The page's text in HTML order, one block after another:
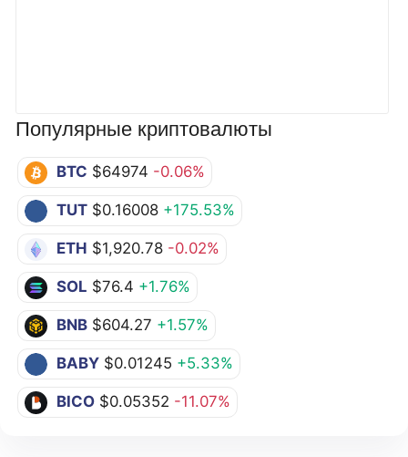
Популярные криптовалюты
BTC $64974 -0.06%
TUT $0.16008 +175.53%
ETH $1,920.78 -0.02%
SOL $76.4 +1.76%
BNB $604.27 +1.57%
BABY $0.01245 +5.33%
BICO $0.05352 -11.07%